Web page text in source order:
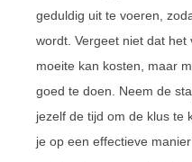
geduldig uit te voeren,
wordt. Vergeet niet dat
moeite kan kosten, maar
goed te doen. Neem de
jezelf de tijd om de klus te
je op een effectieve